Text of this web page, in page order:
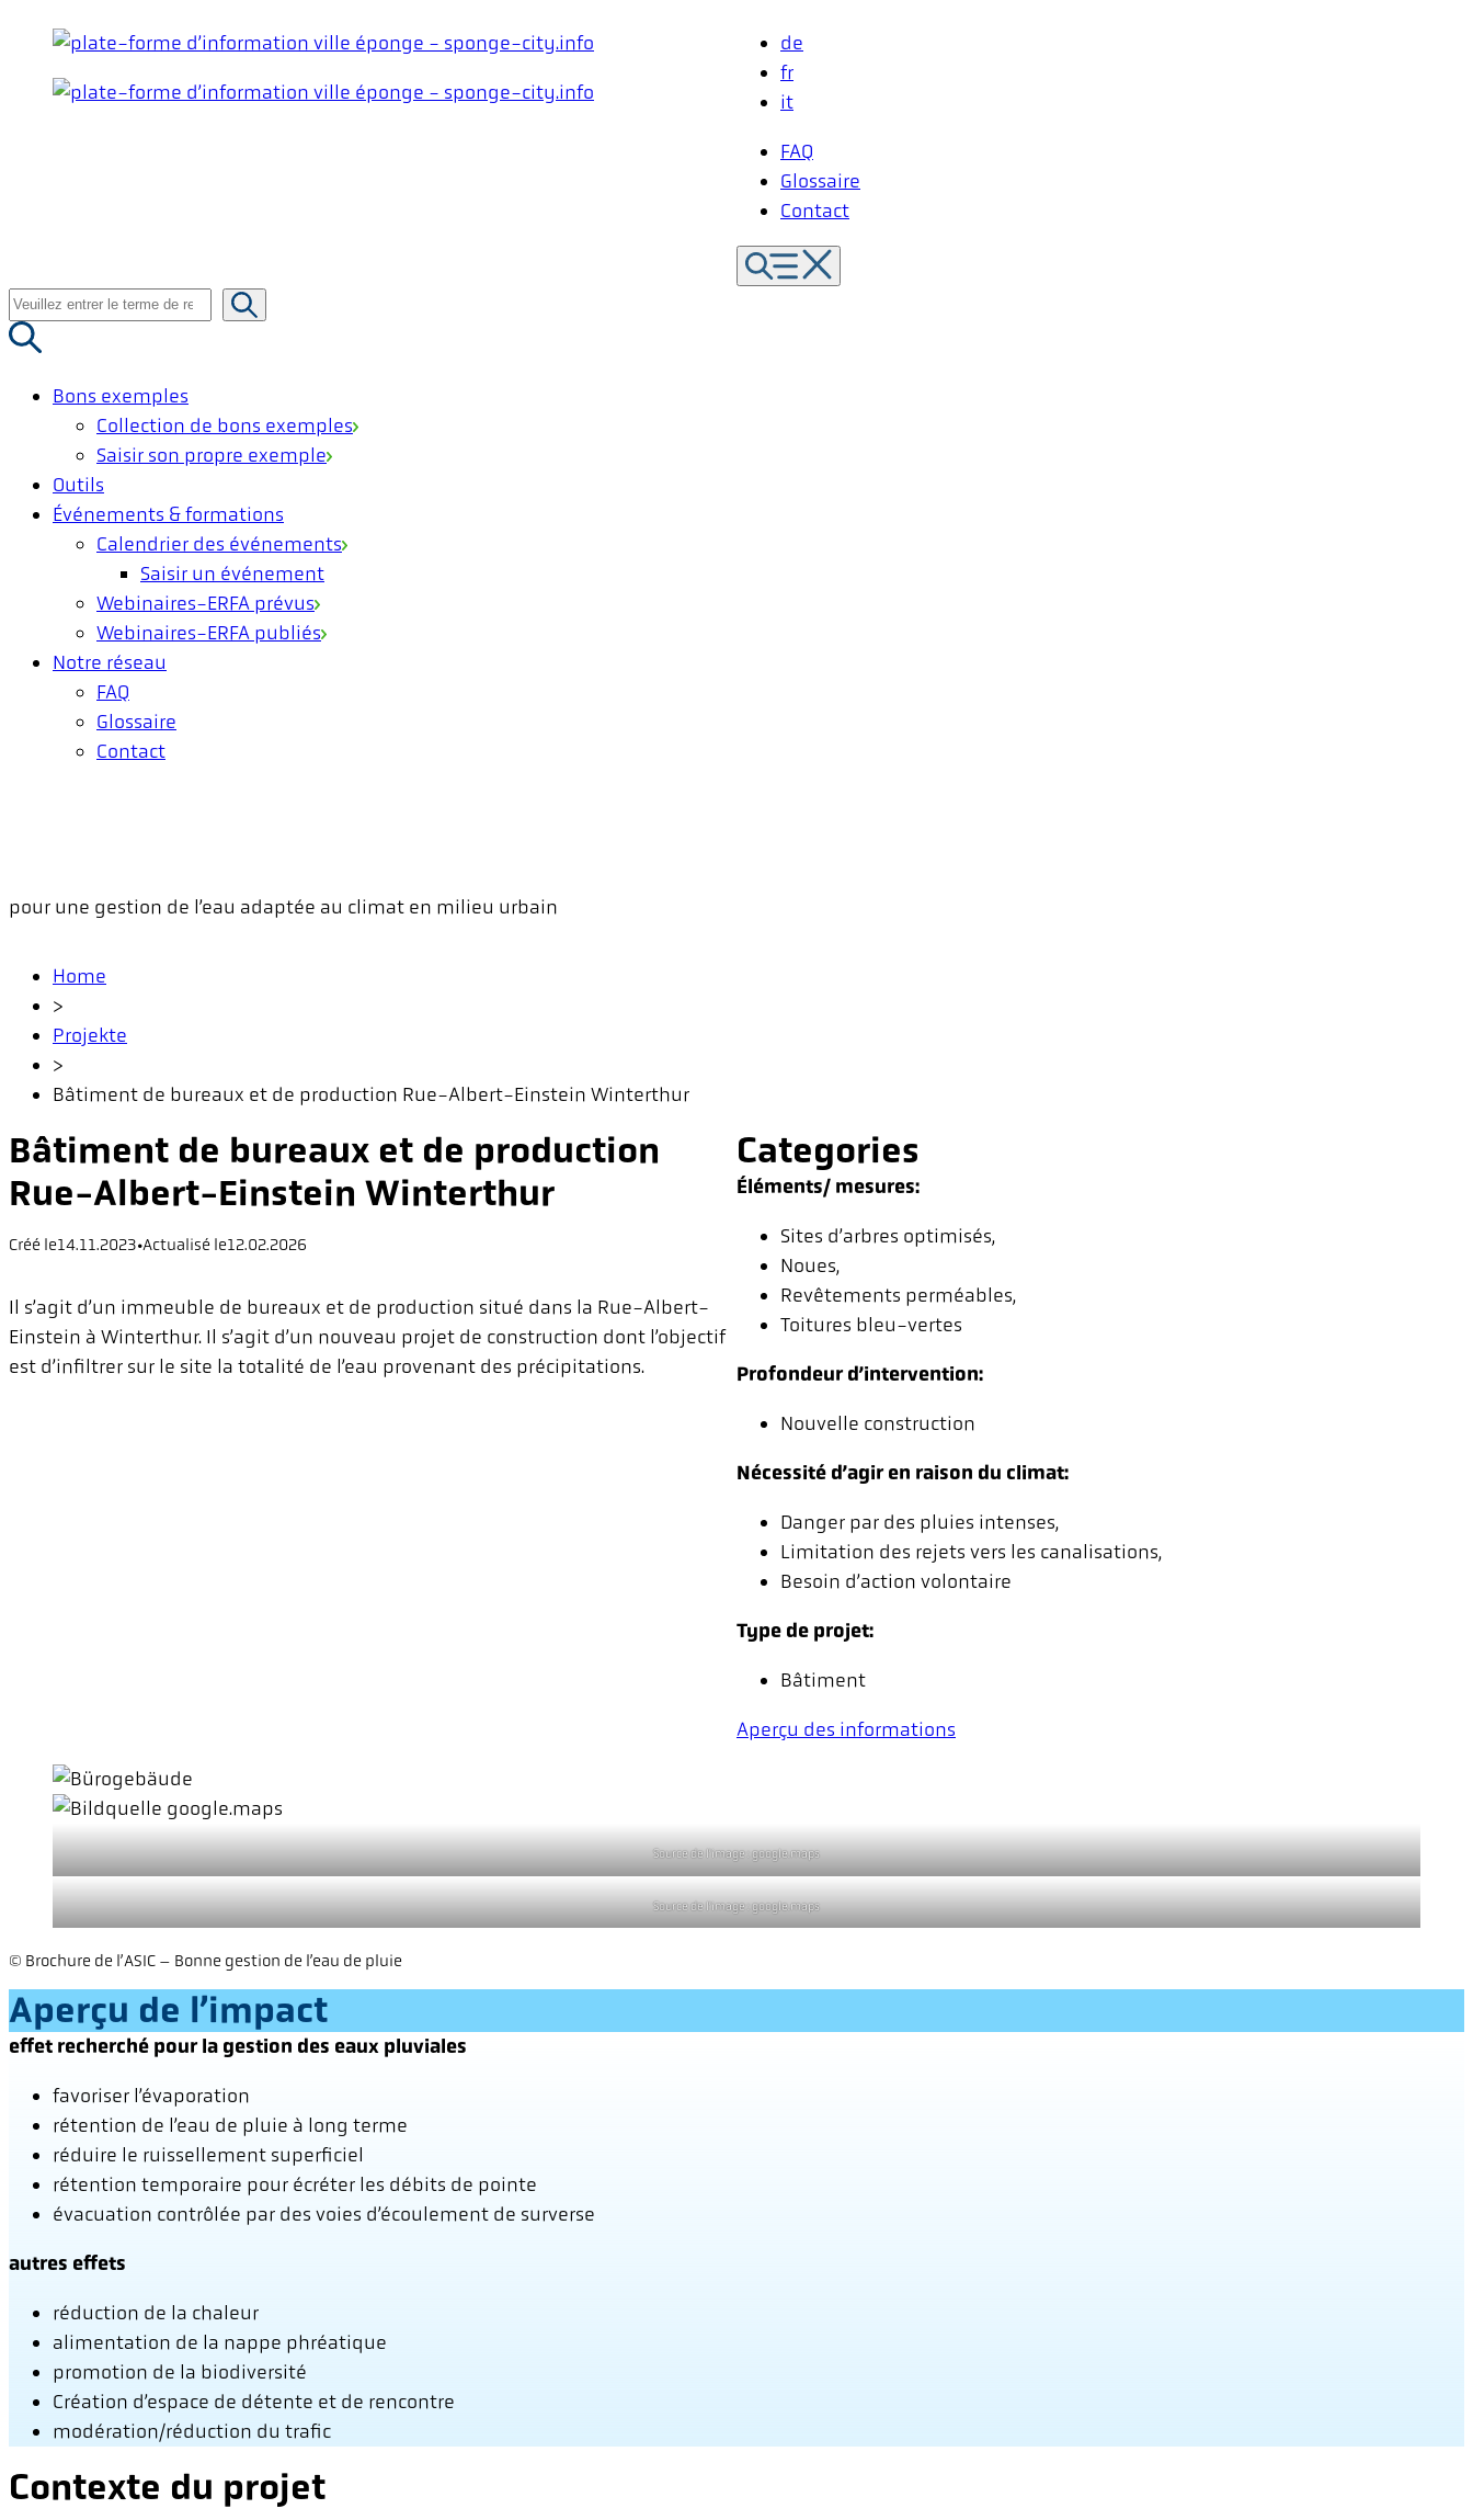
contenu
de
fr
it
FAQ
Glossaire
Contact
Recherche
de
Bons exemples
Collection de bons exemples
Saisir son propre exemple
Outils
Événements & formations
Calendrier des événements
Saisir un événement
Webinaires-ERFA prévus
Webinaires-ERFA publiés
Notre réseau
FAQ
Glossaire
Contact
pour une gestion de l’eau adaptée au climat en milieu urbain
Home
>
Projekte
>
Bâtiment de bureaux et de production Rue-Albert-Einstein Winterthur
Bâtiment de bureaux et de production
Rue-Albert-Einstein Winterthur
Créé le14.11.2023•Actualisé le12.02.2026
Il s’agit d’un immeuble de bureaux et de production situé dans la Rue-Albert-
Einstein à Winterthur. Il s’agit d’un nouveau projet de construction dont l’objectif
est d’infiltrer sur le site la totalité de l’eau provenant des précipitations.
Categories
Éléments/ mesures:
Sites d’arbres optimisés,
Noues,
Revêtements perméables,
Toitures bleu-vertes
Profondeur d’intervention:
Nouvelle construction
Nécessité d’agir en raison du climat:
Danger par des pluies intenses,
Limitation des rejets vers les canalisations,
Besoin d’action volontaire
Type de projet:
Bâtiment
Aperçu des informations
Source de l’image : google.maps
Source de l’image : google.maps
© Brochure de l’ASIC – Bonne gestion de l’eau de pluie
Aperçu de l’impact
effet recherché pour la gestion des eaux pluviales
favoriser l’évaporation
rétention de l’eau de pluie à long terme
réduire le ruissellement superficiel
rétention temporaire pour écréter les débits de pointe
évacuation contrôlée par des voies d’écoulement de surverse
autres effets
réduction de la chaleur
alimentation de la nappe phréatique
promotion de la biodiversité
Création d’espace de détente et de rencontre
modération/réduction du trafic
Contexte du projet